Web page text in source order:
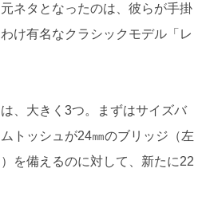
ネタとなったのは、彼らが手掛
け有名なクラシックモデル「レ
、大きく3つ。まずはサイズバ
トッシュが24㎜のブリッジ（左
を備えるのに対して、新たに22